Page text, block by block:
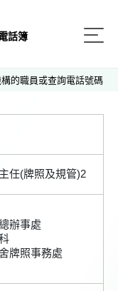
話簿
的職員或查詢電話號碼
任(牌照及規管)2
辦事處
牌照事務處